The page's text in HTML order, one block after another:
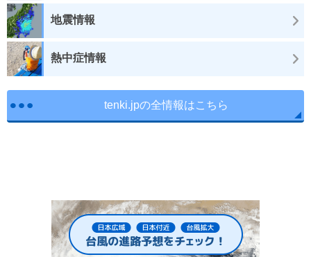
地震情報
熱中症情報
tenki.jpの全情報はこちら